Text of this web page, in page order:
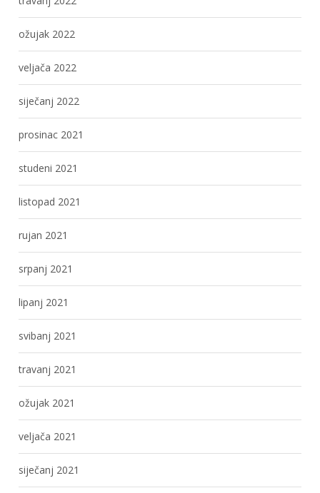
ožujak 2022
veljača 2022
siječanj 2022
prosinac 2021
studeni 2021
listopad 2021
rujan 2021
srpanj 2021
lipanj 2021
svibanj 2021
travanj 2021
ožujak 2021
veljača 2021
siječanj 2021